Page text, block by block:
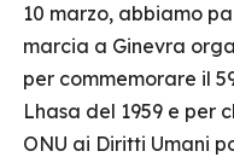
10 marzo, abbiamo
marcia a Ginevra
per commemorare il
Lhasa del 1959 e per
ONU ai Diritti Umani